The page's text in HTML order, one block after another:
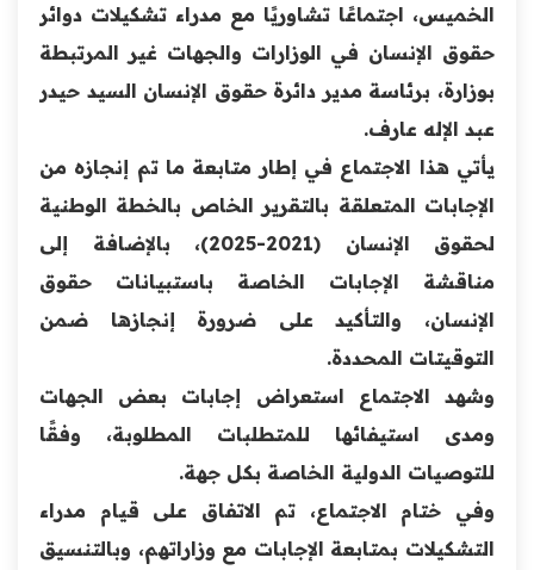
الخميس، اجتماعًا تشاوريًا مع مدراء تشكيلات دوائر
حقوق الإنسان في الوزارات والجهات غير المرتبطة
بوزارة، برئاسة مدير دائرة حقوق الإنسان السيد حيدر
عبد الإله عارف.
يأتي هذا الاجتماع في إطار متابعة ما تم إنجازه من
الإجابات المتعلقة بالتقرير الخاص بالخطة الوطنية
لحقوق الإنسان (2021-2025)، بالإضافة إلى
مناقشة الإجابات الخاصة باستبيانات حقوق
الإنسان، والتأكيد على ضرورة إنجازها ضمن
التوقيتات المحددة.
وشهد الاجتماع استعراض إجابات بعض الجهات
ومدى استيفائها للمتطلبات المطلوبة، وفقًا
للتوصيات الدولية الخاصة بكل جهة.
وفي ختام الاجتماع، تم الاتفاق على قيام مدراء
التشكيلات بمتابعة الإجابات مع وزاراتهم، وبالتنسيق